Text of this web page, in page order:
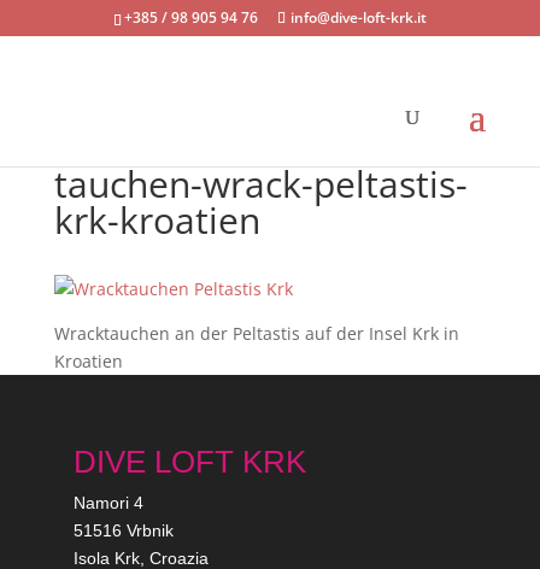
+385 / 98 905 94 76 info@dive-loft-krk.it
tauchen-wrack-peltastis-
krk-kroatien
Wracktauchen an der Peltastis auf der Insel Krk in
Kroatien
DIVE LOFT KRK
Namori 4
51516 Vrbnik
Isola Krk, Croazia